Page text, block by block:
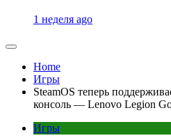
1 неделя ago
Home
Игры
SteamOS теперь
консоль — Lenovo Legion
Игры